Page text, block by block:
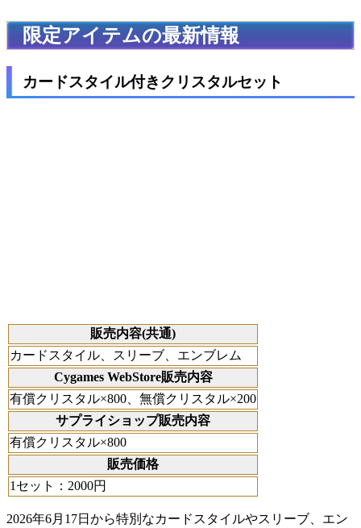
限定アイテムの最新情報
カードスタイル付きクリスタルセット
販売内容(共通)
カードスタイル、スリーブ、エンブレム
Cygames WebStore販売内容
有償クリスタル×800、無償クリスタル×200
サプライショップ販売内容
有償クリスタル×800
販売価格
1セット：2000円
2026年6月17日から特別なカードスタイルやスリーブ、エン